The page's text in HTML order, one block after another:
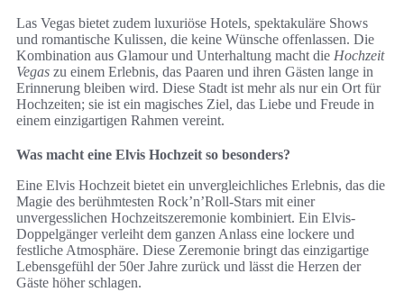
Las Vegas bietet zudem luxuriöse Hotels, spektakuläre Shows
und romantische Kulissen, die keine Wünsche offenlassen. Die
Kombination aus Glamour und Unterhaltung macht die Hochzeit
Vegas zu einem Erlebnis, das Paaren und ihren Gästen lange in
Erinnerung bleiben wird. Diese Stadt ist mehr als nur ein Ort für
Hochzeiten; sie ist ein magisches Ziel, das Liebe und Freude in
einem einzigartigen Rahmen vereint.
Was macht eine Elvis Hochzeit so besonders?
Eine Elvis Hochzeit bietet ein unvergleichliches Erlebnis, das die
Magie des berühmtesten Rock’n’Roll-Stars mit einer
unvergesslichen Hochzeitszeremonie kombiniert. Ein Elvis-
Doppelgänger verleiht dem ganzen Anlass eine lockere und
festliche Atmosphäre. Diese Zeremonie bringt das einzigartige
Lebensgefühl der 50er Jahre zurück und lässt die Herzen der
Gäste höher schlagen.